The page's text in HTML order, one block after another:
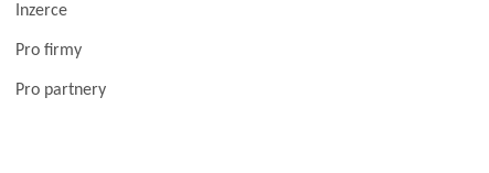
Inzerce
Pro firmy
Pro partnery